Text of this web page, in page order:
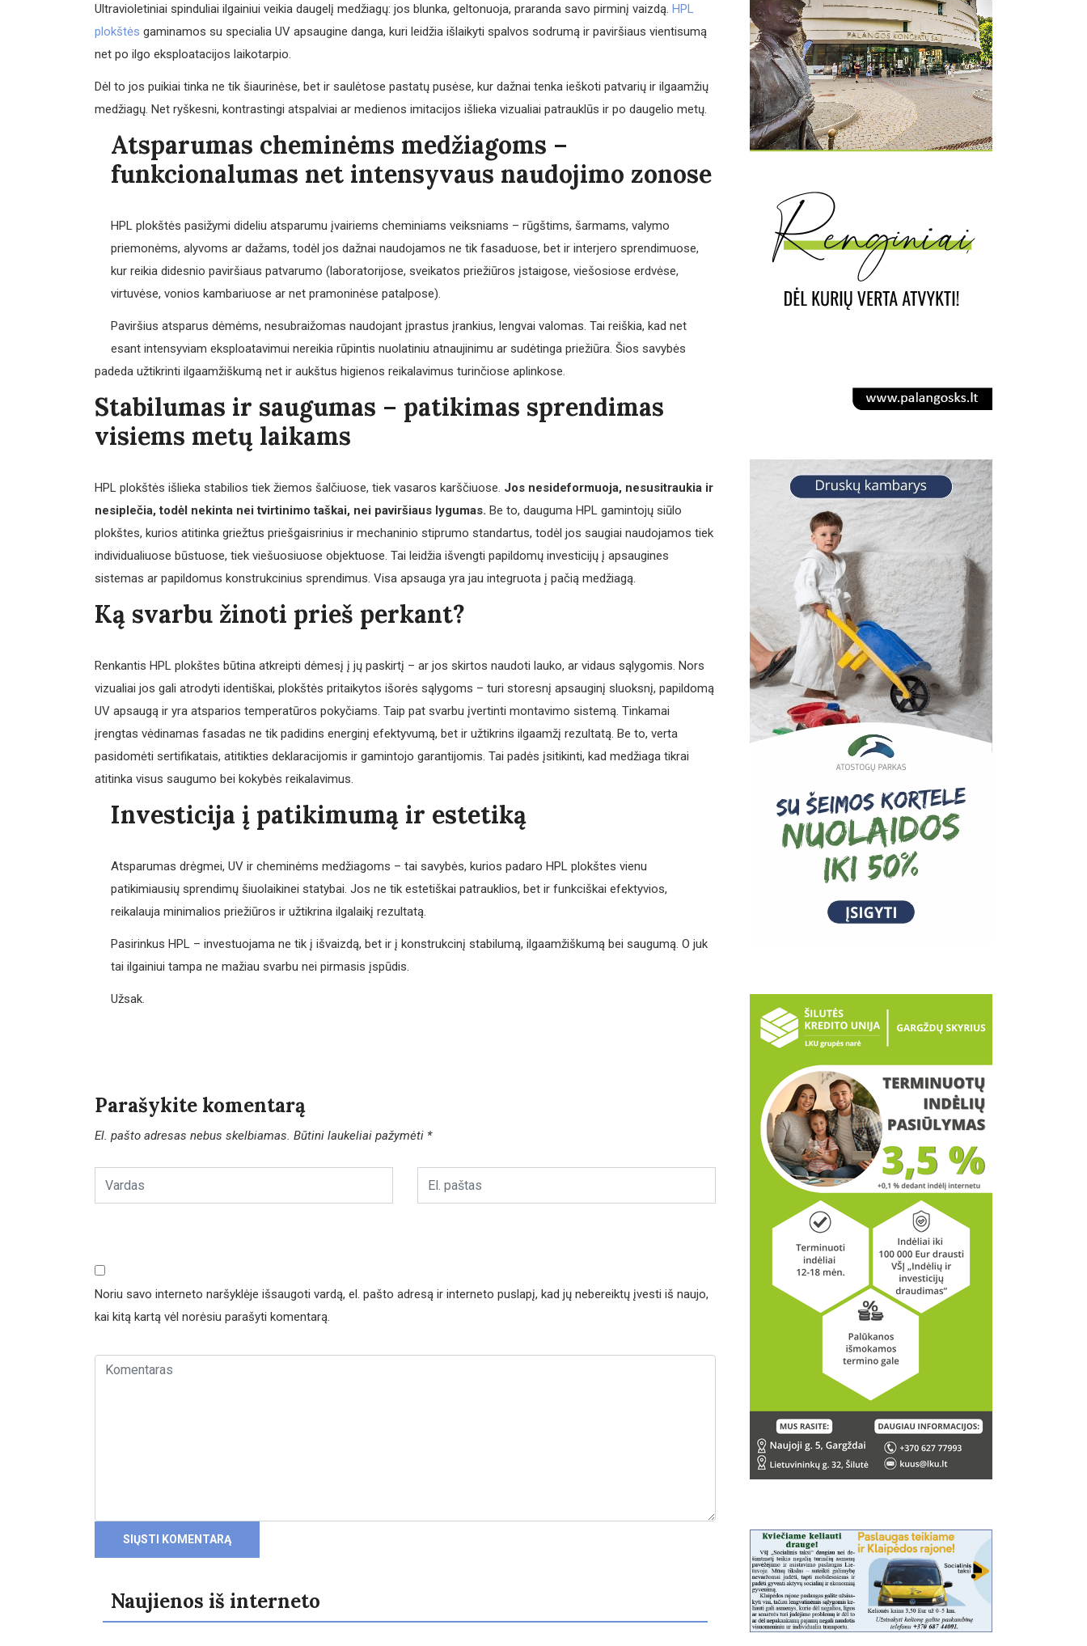
Ultravioletiniai spinduliai ilgainiui veikia daugelį medžiagų: jos blunka, geltonuoja, praranda savo pirminį vaizdą. HPL
plokštės gaminamos su specialia UV apsaugine danga, kuri leidžia išlaikyti spalvos sodrumą ir paviršiaus vientisumą
net po ilgo eksploatacijos laikotarpio.
Dėl to jos puikiai tinka ne tik šiaurinėse, bet ir saulėtose pastatų pusėse, kur dažnai tenka ieškoti patvarių ir ilgaamžių
medžiagų. Net ryškesni, kontrastingi atspalviai ar medienos imitacijos išlieka vizualiai patrauklūs ir po daugelio metų.
Atsparumas cheminėms medžiagoms –
funkcionalumas net intensyvaus naudojimo zonose
HPL plokštės pasižymi dideliu atsparumu įvairiems cheminiams veiksniams – rūgštims, šarmams, valymo
priemonėms, alyvoms ar dažams, todėl jos dažnai naudojamos ne tik fasaduose, bet ir interjero sprendimuose,
kur reikia didesnio paviršiaus patvarumo (laboratorijose, sveikatos priežiūros įstaigose, viešosiose erdvėse,
virtuvėse, vonios kambariuose ar net pramoninėse patalpose).
Paviršius atsparus dėmėms, nesubraižomas naudojant įprastus įrankius, lengvai valomas. Tai reiškia, kad net
esant intensyviam eksploatavimui nereikia rūpintis nuolatiniu atnaujinimu ar sudėtinga priežiūra. Šios savybės
padeda užtikrinti ilgaamžiškumą net ir aukštus higienos reikalavimus turinčiose aplinkose.
Stabilumas ir saugumas – patikimas sprendimas
visiems metų laikams
HPL plokštės išlieka stabilios tiek žiemos šalčiuose, tiek vasaros karščiuose. Jos nesideformuoja, nesusitraukia ir
nesiplečia, todėl nekinta nei tvirtinimo taškai, nei paviršiaus lygumas. Be to, dauguma HPL gamintojų siūlo
plokštes, kurios atitinka griežtus priešgaisrinius ir mechaninio stiprumo standartus, todėl jos saugiai naudojamos tiek
individualiuose būstuose, tiek viešuosiuose objektuose. Tai leidžia išvengti papildomų investicijų į apsaugines
sistemas ar papildomus konstrukcinius sprendimus. Visa apsauga yra jau integruota į pačią medžiagą.
Ką svarbu žinoti prieš perkant?
Renkantis HPL plokštes būtina atkreipti dėmesį į jų paskirtį – ar jos skirtos naudoti lauko, ar vidaus sąlygomis. Nors
vizualiai jos gali atrodyti identiškai, plokštės pritaikytos išorės sąlygoms – turi storesnį apsauginį sluoksnį, papildomą
UV apsaugą ir yra atsparios temperatūros pokyčiams. Taip pat svarbu įvertinti montavimo sistemą. Tinkamai
įrengtas vėdinamas fasadas ne tik padidins energinį efektyvumą, bet ir užtikrins ilgaamžį rezultatą. Be to, verta
pasidomėti sertifikatais, atitikties deklaracijomis ir gamintojo garantijomis. Tai padės įsitikinti, kad medžiaga tikrai
atitinka visus saugumo bei kokybės reikalavimus.
Investicija į patikimumą ir estetiką
Atsparumas drėgmei, UV ir cheminėms medžiagoms – tai savybės, kurios padaro HPL plokštes vienu
patikimiausių sprendimų šiuolaikinei statybai. Jos ne tik estetiškai patrauklios, bet ir funkciškai efektyvios,
reikalauja minimalios priežiūros ir užtikrina ilgalaikį rezultatą.
Pasirinkus HPL – investuojama ne tik į išvaizdą, bet ir į konstrukcinį stabilumą, ilgaamžiškumą bei saugumą. O juk
tai ilgainiui tampa ne mažiau svarbu nei pirmasis įspūdis.
Užsak.
Parašykite komentarą
El. pašto adresas nebus skelbiamas. Būtini laukeliai pažymėti *
Noriu savo interneto naršyklėje išsaugoti vardą, el. pašto adresą ir interneto puslapį, kad jų nebereiktų įvesti iš naujo,
kai kitą kartą vėl norėsiu parašyti komentarą.
Naujienos iš interneto